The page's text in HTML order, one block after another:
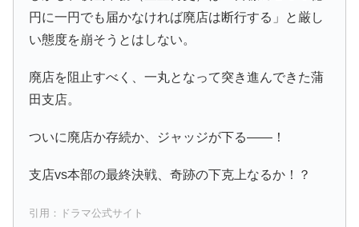
円に一円でも届かなければ廃店は断行する」と厳し
い態度を崩そうとはしない。
廃店を阻止すべく、一丸となって突き進んできた蒲
田支店。
ついに廃店か存続か、ジャッジが下る――！
支店vs本部の最終決戦、奇跡の下克上なるか！？
引用：ドラマ公式サイト